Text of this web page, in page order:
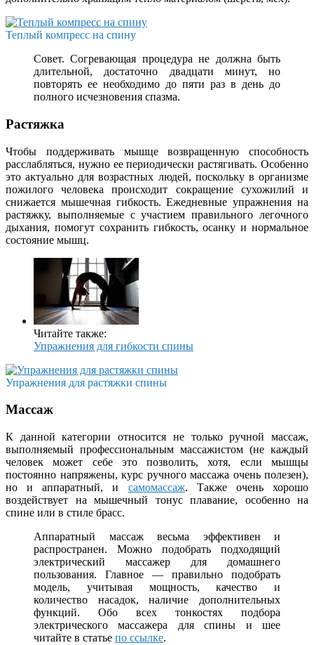
Теплый компресс на спину
Совет. Согревающая процедура не должна быть
длительной, достаточно двадцати минут, но
повторять ее необходимо до пяти раз в день до
полного исчезновения спазма.
Растяжка
Чтобы поддерживать мышце возвращенную способность
расслабляться, нужно ее периодически растягивать. Особенно
это актуально для возрастных людей, поскольку в организме
пожилого человека происходит сокращение сухожилий и
снижается мышечная гибкость. Ежедневные упражнения на
растяжку, выполняемые с участием правильного легочного
дыхания, помогут сохранить гибкость, осанку и нормальное
состояние мышц.
Читайте также:
Упражнения для гибкости спины
Упражнения для растяжки спины
Массаж
К данной категории относится не только ручной массаж,
выполняемый профессиональным массажистом (не каждый
человек может себе это позволить, хотя, если мышцы
постоянно напряжены, курс ручного массажа очень полезен),
но и аппаратный, и самомассаж. Также очень хорошо
воздействует на мышечный тонус плавание, особенно на
спине или в стиле брасс.
Аппаратный массаж весьма эффективен и
распространен. Можно подобрать подходящий
электрический массажер для домашнего
пользования. Главное — правильно подобрать
модель, учитывая мощность, качество и
количество насадок, наличие дополнительных
функций. Обо всех тонкостях подбора
электрического массажера для спины и шее
читайте в статье по ссылке.